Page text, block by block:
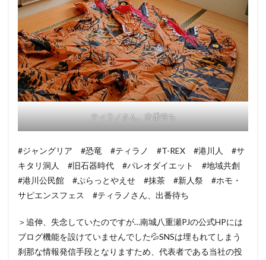
ティラノさん、出番待ち
#ジャングリア #恐竜 #ティラノ #T-REX #港川人 #サ
キタリ洞人 #旧石器時代 #パレオダイエット #地域共創
#港川公民館 #ぷらっとやえせ #抹茶 #新人祭 #ホモ・
サピエンスフェス #ティラノさん、出番待ち
＞追伸、失念していたのですが…南城八重瀬PJの公式HPには
ブログ機能を設けていませんでした💦SNSは埋もれてしまう
刹那な情報発信手段となりますため、代表者である当社の投